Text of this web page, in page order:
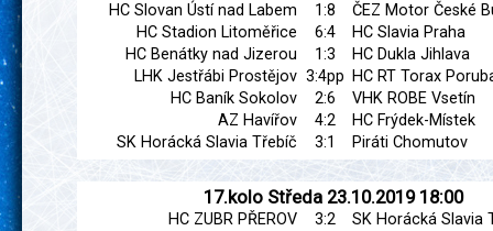
HC Slovan Ústí nad Labem
1:8
ČEZ Motor České
HC Stadion Litoměřice
6:4
HC Slavia Praha
HC Benátky nad Jizerou
1:3
HC Dukla Jihlava
LHK Jestřábi Prostějov 3:4pp HC RT Torax
HC Baník Sokolov
2:6
VHK ROBE Vsetín
AZ Havířov
4:2
HC Frýdek-Místek
SK Horácká Slavia Třebíč
3:1 Piráti Chomutov
17.kolo Středa 23.10.2019 18:00
HC ZUBR PŘEROV 3:2
SK Horácká Slavia